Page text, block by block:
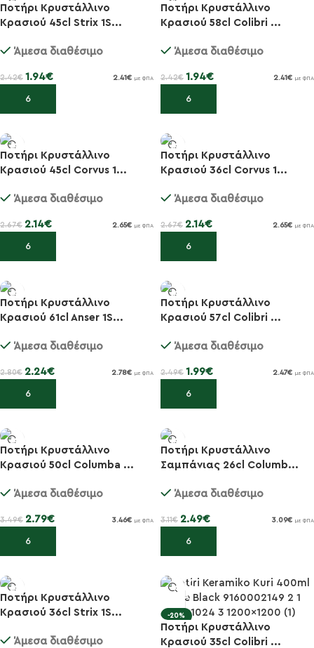
-20%
Ποτήρι Κρυστάλλινο
Κρασιού 45cl Strix 1S...
Άμεσα διαθέσιμο
2.42€ 1.94€ 2.41 € με ΦΠΑ
Προσθήκη στο καλάθι
-20%
Ποτήρι Κρυστάλλινο
Κρασιού 58cl Colibri ...
Άμεσα διαθέσιμο
2.42€ 1.94€ 2.41 € με ΦΠΑ
Προσθήκη στο καλάθι
-20%
Ποτήρι Κρυστάλλινο
Κρασιού 45cl Corvus 1...
Άμεσα διαθέσιμο
2.67€ 2.14€ 2.65€ με ΦΠΑ
Προσθήκη στο καλάθι
-20%
Ποτήρι Κρυστάλλινο
Κρασιού 36cl Corvus 1...
Άμεσα διαθέσιμο
2.67€ 2.14€ 2.65€ με ΦΠΑ
Προσθήκη στο καλάθι
-20%
Ποτήρι Κρυστάλλινο
Κρασιού 61cl Anser 1S...
Άμεσα διαθέσιμο
2.80€ 2.24€ 2.78€ με ΦΠΑ
Προσθήκη στο καλάθι
-20%
Ποτήρι Κρυστάλλινο
Κρασιού 57cl Colibri ...
Άμεσα διαθέσιμο
2.49€ 1.99€ 2.47€ με ΦΠΑ
Προσθήκη στο καλάθι
-20%
Ποτήρι Κρυστάλλινο
Κρασιού 50cl Columba ...
Άμεσα διαθέσιμο
3.49€ 2.79€ 3.46€ με ΦΠΑ
Προσθήκη στο καλάθι
-20%
Ποτήρι Κρυστάλλινο
Σαμπάνιας 26cl Columb...
Άμεσα διαθέσιμο
3.11€ 2.49€ 3.09€ με ΦΠΑ
Προσθήκη στο καλάθι
-20%
Ποτήρι Κρυστάλλινο
Κρασιού 36cl Strix 1S...
Άμεσα διαθέσιμο
-20%
Ποτήρι Κρυστάλλινο
Κρασιού 35cl Colibri ...